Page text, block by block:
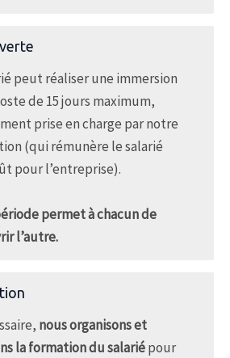
peut réaliser une immersion
de 15 jours maximum,
prise en charge par notre
(qui rémunère le salarié
pour l’entreprise).
permet à chacun de
l’autre.
nous organisons et
la formation du salariépour